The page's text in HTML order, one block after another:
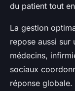
du patient tout
La gestion
repose aussi sur
médecins,
sociaux
réponse